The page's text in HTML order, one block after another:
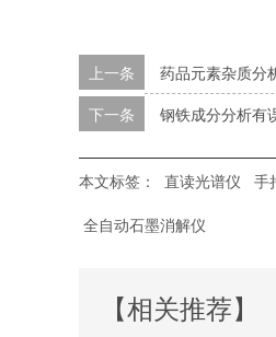
上一条
药品元素杂质分
下一条 钢铁成分分析有
本文标签： 直读光谱仪 手
全自动石墨消解仪
【相关推荐】